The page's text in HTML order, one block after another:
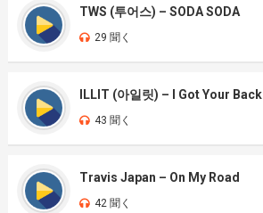
TWS (투어스) – SODA SODA
29 聞く
ILLIT (아일릿) – I Got Your Back
43 聞く
Travis Japan – On My Road
42 聞く